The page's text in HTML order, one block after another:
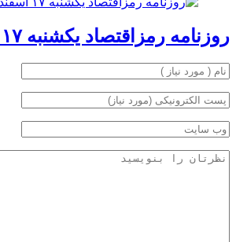
روزنامه رمزاقتصاد یکشنبه ۱۷ اسفند ۱۴۰۴